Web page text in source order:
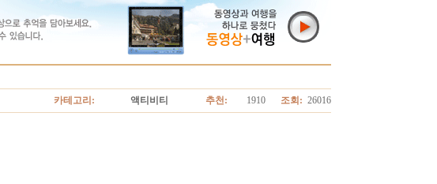
카테고리: 액티비티 추천: 1910 조회: 26016